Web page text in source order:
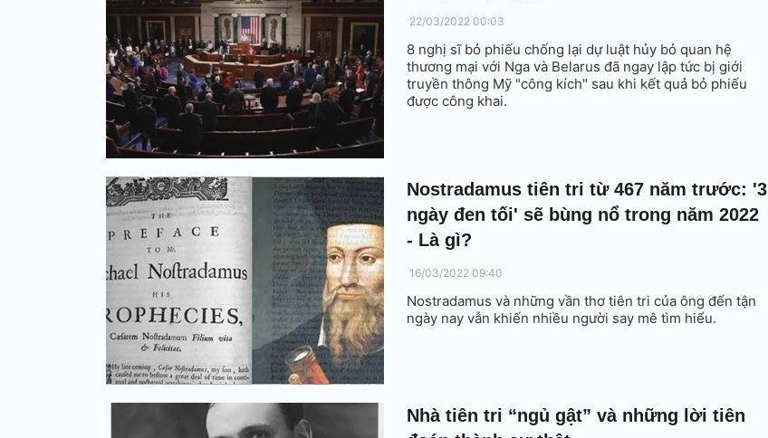
22/03/2022 00:03
8 nghị sĩ bỏ phiếu chống lại dự luật hủy bỏ quan hệ
thương mại với Nga và Belarus đã ngay lập tức bị giới
truyền thông Mỹ "công kích" sau khi kết quả bỏ phiếu
được công khai.
Nostradamus tiên tri từ 467 năm trước: '3
ngày đen tối' sẽ bùng nổ trong năm 2022
- Là gì?
16/03/2022 09:40
Nostradamus và những vần thơ tiên tri của ông đến tận
ngày nay vẫn khiến nhiều người say mê tìm hiểu.
Nhà tiên tri “ngủ gật” và những lời tiên